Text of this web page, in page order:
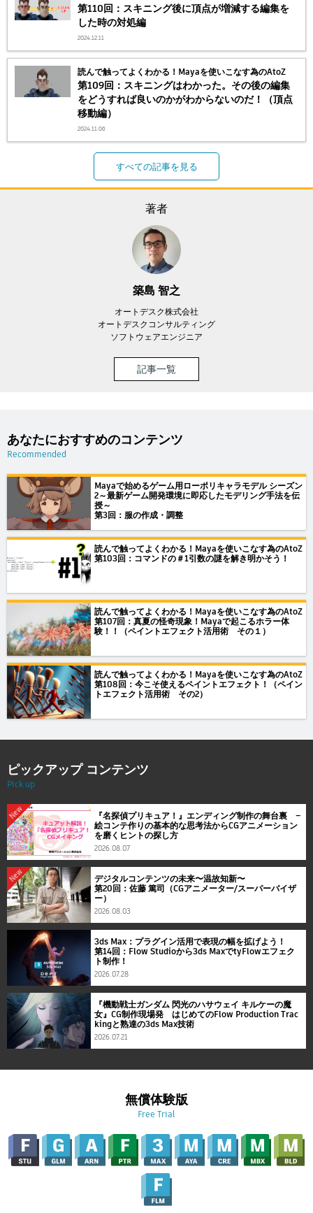
第110回：スキニング後に頂点が増減する編集を
した時の対処編
2024.12.11
読んで触ってよくわかる！Mayaを使いこなす為のAtoZ
第109回：スキニングはわかった。その後の編集
をどうすれば良いのかがわからないのだ！（頂点
移動編）
2024.11.06
すべての記事を見る
著者
築島 智之
オートデスク株式会社
オートデスクコンサルティング
ソフトウェアエンジニア
記事一覧
あなたにおすすめのコンテンツ
Recommended
Mayaで始めるゲーム用ローポリキャラモデル シーズン
2～最新ゲーム開発環境に即応したモデリング手法を伝
授～
第3回：服の作成・調整
読んで触ってよくわかる！Mayaを使いこなす為のAtoZ
第103回：コマンドの＃1引数の謎を解き明かそう！
読んで触ってよくわかる！Mayaを使いこなす為のAtoZ
第107回：真夏の怪奇現象！Mayaで起こるホラー体
験！！（ペイントエフェクト活用術 その１）
読んで触ってよくわかる！Mayaを使いこなす為のAtoZ
第108回：今こそ使えるペイントエフェクト！（ペイン
トエフェクト活用術 その2）
ピックアップ コンテンツ
Pick up
New
『名探偵プリキュア！』エンディング制作の舞台裏 ―
絵コンテ作りの基本的な思考法からCGアニメーション
を磨くヒントの探し方
2026.08.07
New
デジタルコンテンツの未来〜温故知新〜
第20回：佐藤 篤司（CGアニメーター/スーパーバイザ
ー）
2026.08.03
3ds Max：プラグイン活用で表現の幅を拡げよう！
第14回：Flow Studioから3ds MaxでtyFlowエフェク
ト制作！
2026.07.28
『機動戦士ガンダム 閃光のハサウェイ キルケーの魔
女』CG制作現場発 はじめてのFlow Production Trac
kingと熟達の3ds Max技術
2026.07.21
無償体験版
Free Trial